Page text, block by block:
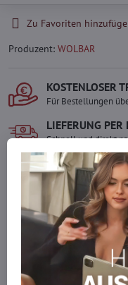
Zu Favoriten
Produzent: WOLBAR
KOSTENLOSER
Für Bestellungen
LIEFERUNG PER
Schnell und direkt
SICHERE
Gesicherte Online-
Ware auf Lager
Wir versenden sofort
Werden Sie
Werden Sie Teil
Mitgliedervorteil
Der Vorteil wird